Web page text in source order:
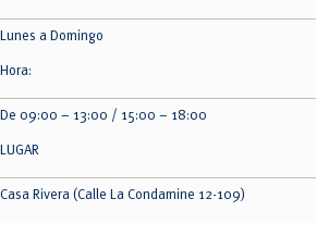
Lunes a Domingo
Hora:
De 09:00 – 13:00 / 15:00 – 18:00
LUGAR
Casa Rivera (Calle La Condamine 12-109)